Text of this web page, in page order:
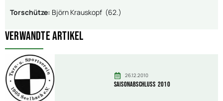
Torschütze: Björn Krauskopf (62.)
Verwandte Artikel
26.12.2010
Saisonabschluss 2010